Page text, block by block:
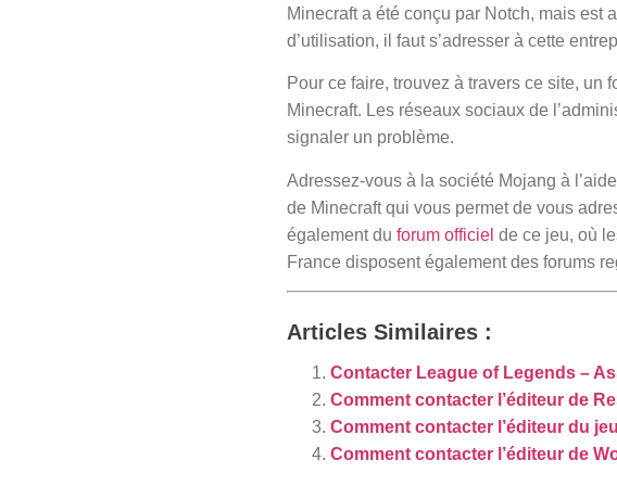
Minecraft a été conçu par Notch, mais est
d’utilisation, il faut s’adresser à cette
Pour ce faire, trouvez à travers ce site, un
Minecraft. Les réseaux sociaux de
signaler un problème.
Adressez-vous à la société Mojang à
de Minecraft qui vous permet de vous
également du forum officiel de ce jeu, où
France disposent également des forums
Articles Similaires :
Contacter League of Legends –
Comment contacter l’éditeur de
Comment contacter l’éditeur du
Comment contacter l’éditeur de